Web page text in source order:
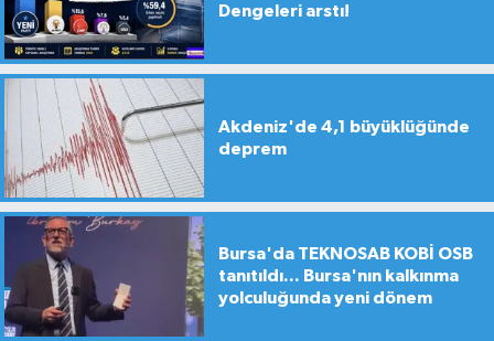
Dengeleri arstı!
Akdeniz'de 4,1 büyüklüğünde
deprem
Bursa'da TEKNOSAB KOBİ OSB
tanıtıldı... Bursa'nın kalkınma
yolculuğunda yeni dönem